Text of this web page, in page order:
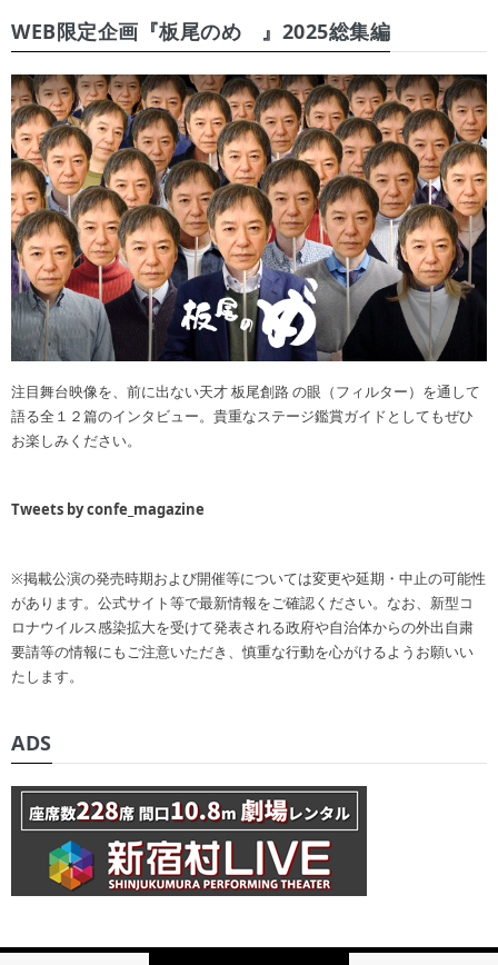
WEB限定企画『板尾のめ゙』2025総集編
注目舞台映像を、前に出ない天才 板尾創路 の眼（フィルター）を通して
語る全１２篇のインタビュー。貴重なステージ鑑賞ガイドとしてもぜひ
お楽しみください。
Tweets by confe_magazine
※掲載公演の発売時期および開催等については変更や延期・中止の可能性
があります。公式サイト等で最新情報をご確認ください。なお、新型コ
ロナウイルス感染拡大を受けて発表される政府や自治体からの外出自粛
要請等の情報にもご注意いただき、慎重な行動を心がけるようお願いい
たします。
ADS